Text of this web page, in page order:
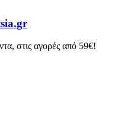
στις αγορές από 59€!